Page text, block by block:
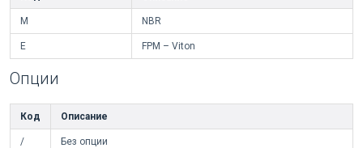
M NBR
E FPM – Viton
Опции
Код Описание
/ Без опции